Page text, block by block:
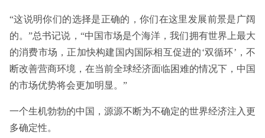
“这说明你们的选择是正确的，你们在这里发展前景是广阔
的。”总书记说，“中国市场是个海洋，我们拥有世界上最大
的消费市场，正加快构建国内国际相互促进的‘双循环’，不
断改善营商环境，在当前全球经济面临困难的情况下，中国
的市场优势将会更加明显。”
一个生机勃勃的中国，源源不断为不确定的世界经济注入更
多确定性。